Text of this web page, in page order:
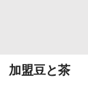
加盟豆と茶